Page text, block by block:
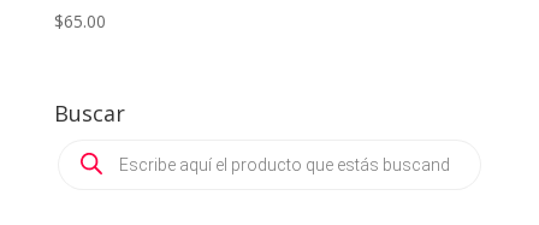
$65.00
Buscar
search